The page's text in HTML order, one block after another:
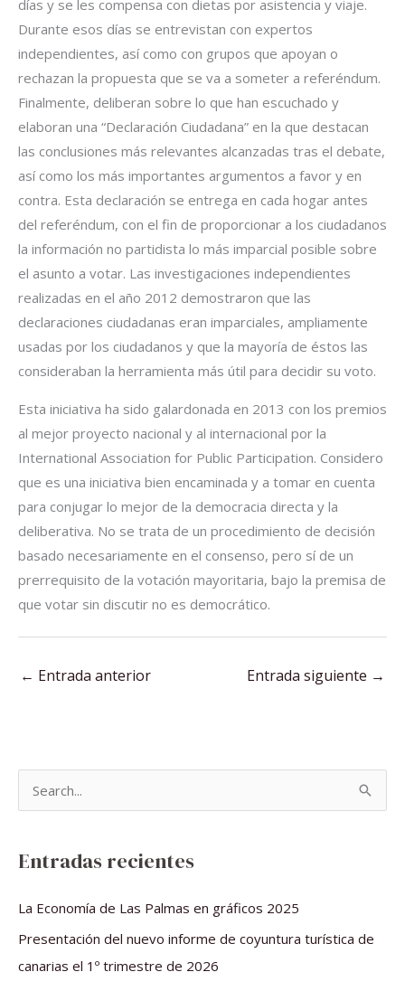
días y se les compensa con dietas por asistencia y viaje.
Durante esos días se entrevistan con expertos
independientes, así como con grupos que apoyan o
rechazan la propuesta que se va a someter a referéndum.
Finalmente, deliberan sobre lo que han escuchado y
elaboran una “Declaración Ciudadana” en la que destacan
las conclusiones más relevantes alcanzadas tras el debate,
así como los más importantes argumentos a favor y en
contra. Esta declaración se entrega en cada hogar antes
del referéndum, con el fin de proporcionar a los ciudadanos
la información no partidista lo más imparcial posible sobre
el asunto a votar. Las investigaciones independientes
realizadas en el año 2012 demostraron que las
declaraciones ciudadanas eran imparciales, ampliamente
usadas por los ciudadanos y que la mayoría de éstos las
consideraban la herramienta más útil para decidir su voto.
Esta iniciativa ha sido galardonada en 2013 con los premios
al mejor proyecto nacional y al internacional por la
International Association for Public Participation. Considero
que es una iniciativa bien encaminada y a tomar en cuenta
para conjugar lo mejor de la democracia directa y la
deliberativa. No se trata de un procedimiento de decisión
basado necesariamente en el consenso, pero sí de un
prerrequisito de la votación mayoritaria, bajo la premisa de
que votar sin discutir no es democrático.
← Entrada anterior Entrada siguiente →
a
Entradas recientes
La Economía de Las Palmas en gráficos 2025
Presentación del nuevo informe de coyuntura turística de
canarias el 1º trimestre de 2026